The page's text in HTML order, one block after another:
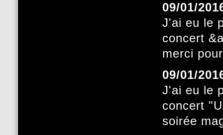
09/01/
J'ai eu le
concert
merci
09/01/
J'ai eu le
concert
soirée